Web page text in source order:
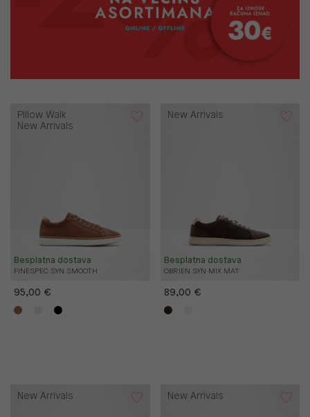
FINESPEC SYN SMOOTH
Besplatna dostava
Pillow Walk
New Arrivals
95,00 €
OBRIEN SYN MIX MAT
Besplatna dostava
New Arrivals
89,00 €
New Arrivals New Arrivals